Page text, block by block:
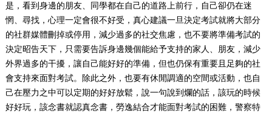
是，看到身邊的朋友、同學都在自己的道路上前行，自己卻仍在迷
惘、尋找，心理一定會很不好受，真心建議一旦決定考試就將大部分
的社群媒體刪掉或停用，減少過多的社交焦慮，也不要將準備考試的
決定昭告天下，只需要告訴身邊幾個能給予支持的家人、朋友，減少
外界過多的干擾，讓自己能好好的準備，但也仍保有重要且足夠的社
會支持來面對考試。除此之外，也要有休閒調適的空間或活動，也自
己在壓力之中可以定期的好好放鬆，說一句說到爛的話，該玩的時候
好好玩，該念書就認真念書，勞逸結合才能面對考試的困難，警察特